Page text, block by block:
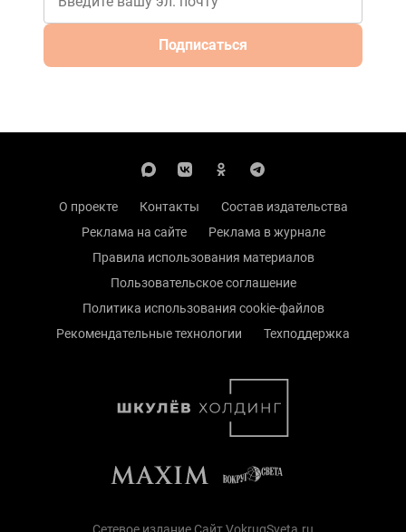
Подписаться
О проекте Контакты
Состав издательства
Реклама на сайте
Реклама в журнале
Правила использования материалов
Пользовательское соглашение
Политика использования cookie-файлов
Рекомендательные технологии
Техподдержка